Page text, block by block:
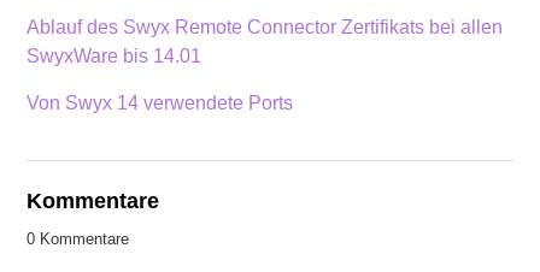
Ablauf des Swyx Remote Connector Zertifikats bei allen
SwyxWare bis 14.01
Von Swyx 14 verwendete Ports
Kommentare
0 Kommentare